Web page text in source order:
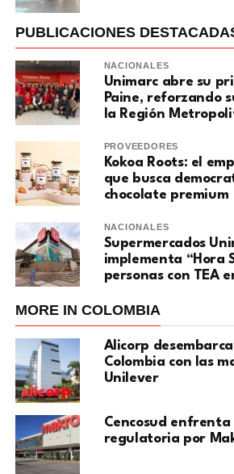
PUBLICACIONES
NACIONALES
Unimarc abre su
Paine, reforzando
la Región
PROVEEDORES
Kokoa Roots: el
que busca
chocolate premium
NACIONALES
Supermercados
implementa “Hora
personas con TEA
MORE IN COLOMBIA
Alicorp
Colombia con las
Unilever
Cencosud enfrenta
regulatoria por